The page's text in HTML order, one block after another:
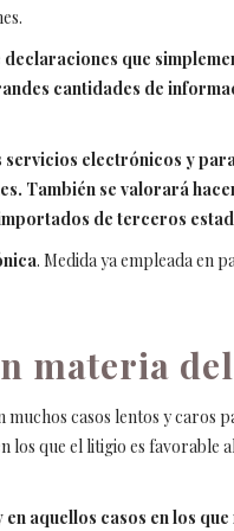
que
cantidades de
electrónicos y
También se valorará
de terceros
. Medida ya empleada en
materia
casos lentos y caros
los que el litigio es favorable
aquellos casos en los